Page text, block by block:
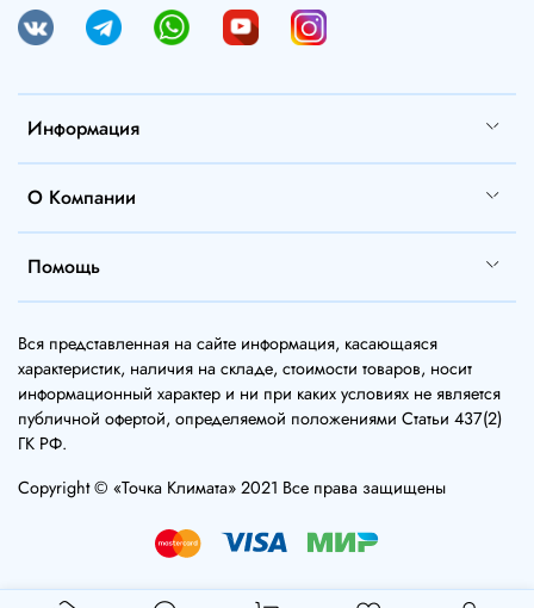
Информация
О Компании
Помощь
Вся представленная на сайте информация, касающаяся
характеристик, наличия на складе, стоимости товаров, носит
информационный характер и ни при каких условиях не является
публичной офертой, определяемой положениями Статьи 437(2)
ГК РФ.
Copyright © «Точка Климата» 2021 Все права защищены